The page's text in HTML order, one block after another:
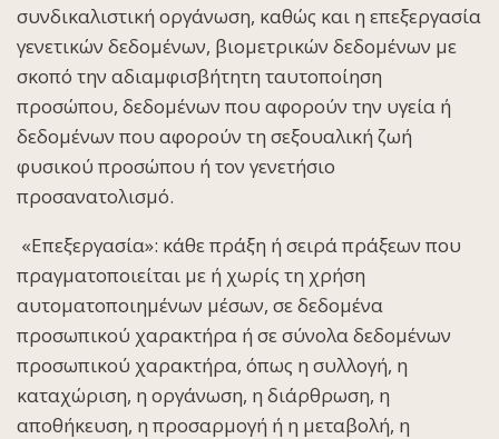
συνδικαλιστική οργάνωση, καθώς και η επεξεργασία
γενετικών δεδομένων, βιομετρικών δεδομένων με
σκοπό την αδιαμφισβήτητη ταυτοποίηση
προσώπου, δεδομένων που αφορούν την υγεία ή
δεδομένων που αφορούν τη σεξουαλική ζωή
φυσικού προσώπου ή τον γενετήσιο
προσανατολισμό.
«Επεξεργασία»: κάθε πράξη ή σειρά πράξεων που
πραγματοποιείται με ή χωρίς τη χρήση
αυτοματοποιημένων μέσων, σε δεδομένα
προσωπικού χαρακτήρα ή σε σύνολα δεδομένων
προσωπικού χαρακτήρα, όπως η συλλογή, η
καταχώριση, η οργάνωση, η διάρθρωση, η
αποθήκευση, η προσαρμογή ή η μεταβολή, η